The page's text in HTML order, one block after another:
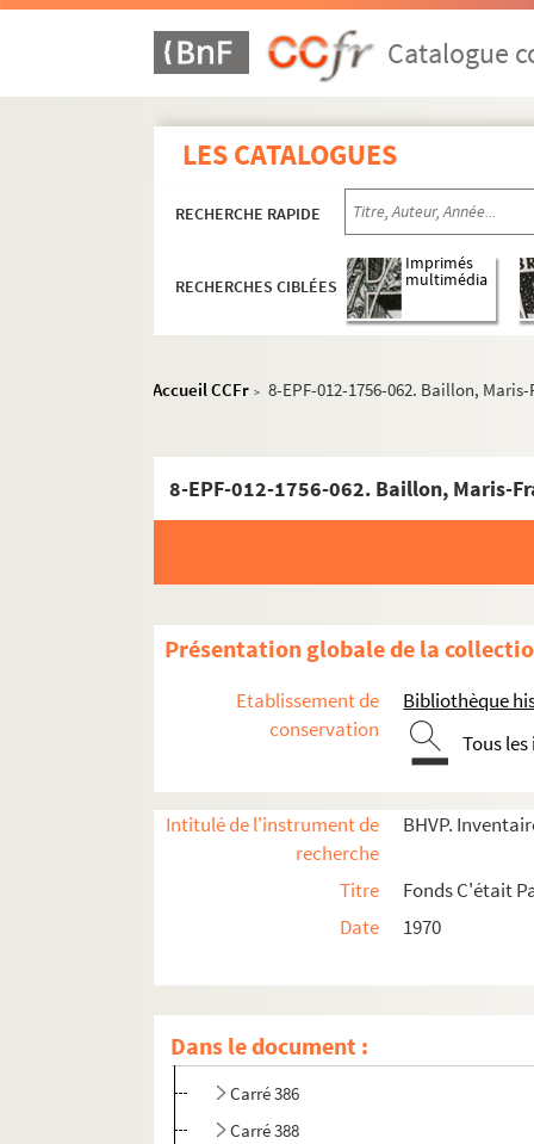
Catalogue
LES CATALOGUES
RECHERCHE RAPIDE
RECHERCHES CIBLÉES
Imprimés
multimédia
Accueil CCFr > 8-EPF-012-1756-062. Baillon,
8-EPF-012-1756-062. Baillon, Maris-
Présentation globale de la
Etablissement de
conservation
Bibliothèque
Tous
Intitulé de l'instrument de
recherche
BHVP.
Titre
Fonds C'était
Date
1970
Dans le document :
Carrés 341 à 346. 16earrondissement, Bois
Carrés 347 à 363. 16 earrondissement, Bois
Carrés 364 à 382. 16earrondissement, Bois
arrondissement, Bois de
4-EPF-012-1778-024. de Paris quadrillé
Carré 384
Carré 385
Carré 386
Carré 388